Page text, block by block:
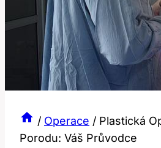
/ Operace / Plastická
Porodu: Váš Průvodce